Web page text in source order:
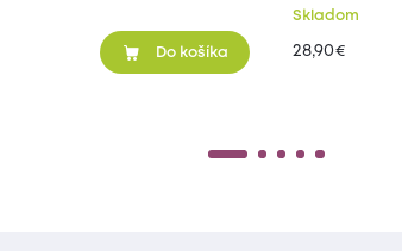
Do košíka
Skladom
28,90 €